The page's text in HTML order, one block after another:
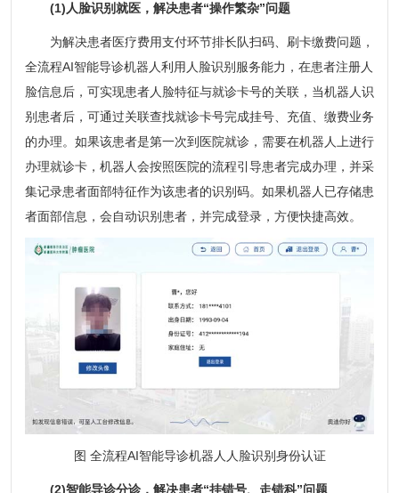
(1)人脸识别就医，解决患者“操作繁杂”问题
为解决患者医疗费用支付环节排长队扫码、刷卡缴费问题，
全流程AI智能导诊机器人利用人脸识别服务能力，在患者注册人
脸信息后，可实现患者人脸特征与就诊卡号的关联，当机器人识
别患者后，可通过关联查找就诊卡号完成挂号、充值、缴费业务
的办理。如果该患者是第一次到医院就诊，需要在机器人上进行
办理就诊卡，机器人会按照医院的流程引导患者完成办理，并采
集记录患者面部特征作为该患者的识别码。如果机器人已存储患
者面部信息，会自动识别患者，并完成登录，方便快捷高效。
图 全流程AI智能导诊机器人人脸识别身份认证
(2)智能导诊分诊，解决患者“挂错号、走错科”问题